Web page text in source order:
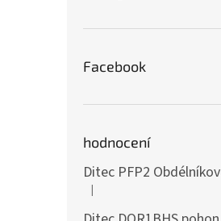
Facebook
hodnocení
Hodnocení produktu je 5 z 5
|